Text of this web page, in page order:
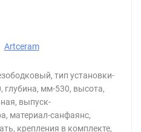
Artceram
тип установки-
глубина, мм-530, высота,
выпуск-
материал-санфаянс,
крепления в комплекте,